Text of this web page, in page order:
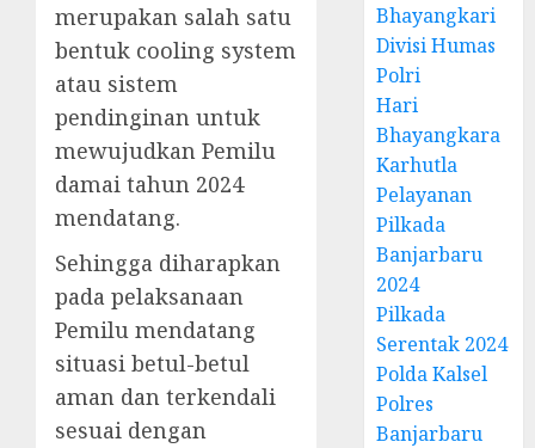
merupakan salah satu
bentuk cooling system
atau sistem
pendinginan untuk
mewujudkan Pemilu
damai tahun 2024
mendatang.
Sehingga diharapkan
pada pelaksanaan
Pemilu mendatang
situasi betul-betul
aman dan terkendali
sesuai dengan
Bhayangkari
Divisi Humas
Polri
Hari
Bhayangkara
Karhutla
Pelayanan
Pilkada
Banjarbaru
2024
Pilkada
Serentak 2024
Polda Kalsel
Polres
Banjarbaru